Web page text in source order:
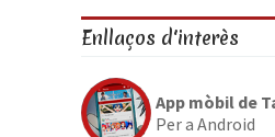
Enllaços d'interès
App mòbil de
Per a Android